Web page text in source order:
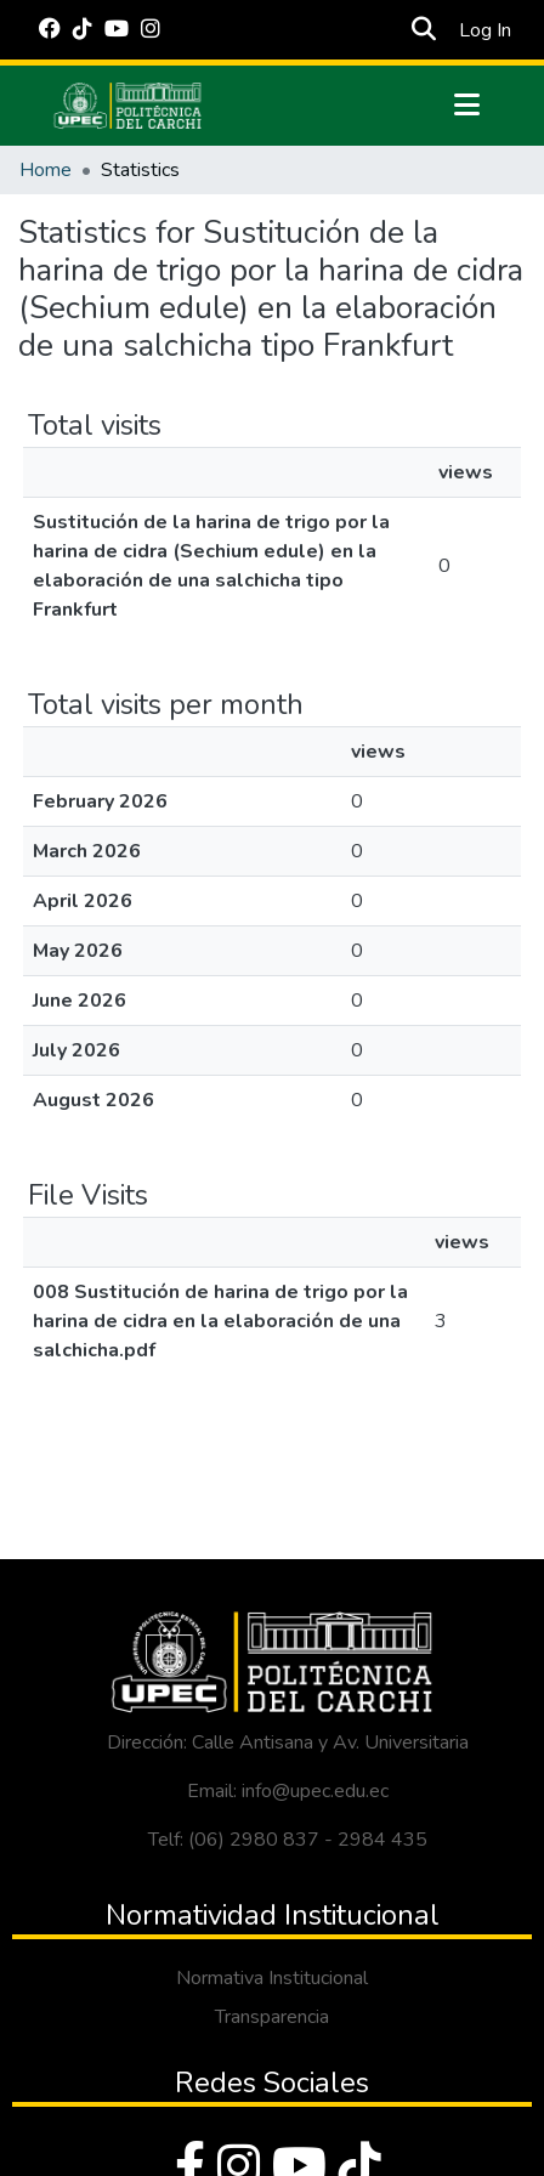
Log In
Communities & Collections
Estadísticas Externas
Manuales
Home Statistics
Statistics for Sustitución de la
harina de trigo por la harina de cidra
(Sechium edule) en la elaboración
de una salchicha tipo Frankfurt
Total visits
views
Sustitución de la harina de trigo por la
harina de cidra (Sechium edule) en la
elaboración de una salchicha tipo
Frankfurt
0
Total visits per month
views
February 2026
0
March 2026
0
April 2026
0
May 2026
0
June 2026
0
July 2026
0
August 2026
0
File Visits
views
008 Sustitución de harina de trigo por la
harina de cidra en la elaboración de una
salchicha.pdf
3
Dirección: Calle Antisana y Av. Universitaria
Email: info@upec.edu.ec
Telf: (06) 2980 837 - 2984 435
Normatividad Institucional
Normativa Institucional
Transparencia
Redes Sociales